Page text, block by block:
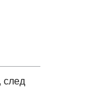
след